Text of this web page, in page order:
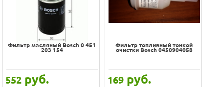
Фильтр масляный Bosch 0 451
203 154
552 руб.
Фильтр топливный тонкой
очистки Bosch 0450904058
169 руб.